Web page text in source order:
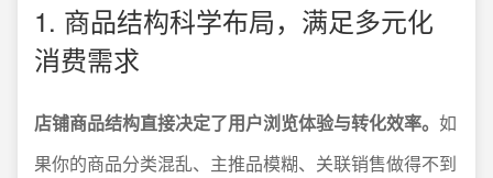
1. 商品结构科学布局，满足多元化
消费需求
店铺商品结构直接决定了用户浏览体验与转化效率。 如
果你的商品分类混乱、主推品模糊、关联销售做得不到